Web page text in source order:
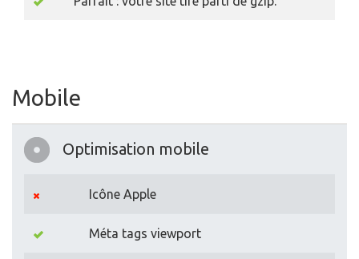
Mobile
Optimisation mobile
Icône Apple
Méta tags viewport